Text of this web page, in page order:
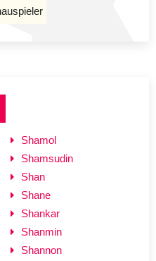
Shamol
Shamsudin
Shan
Shane
Shankar
Shanmin
Shannon